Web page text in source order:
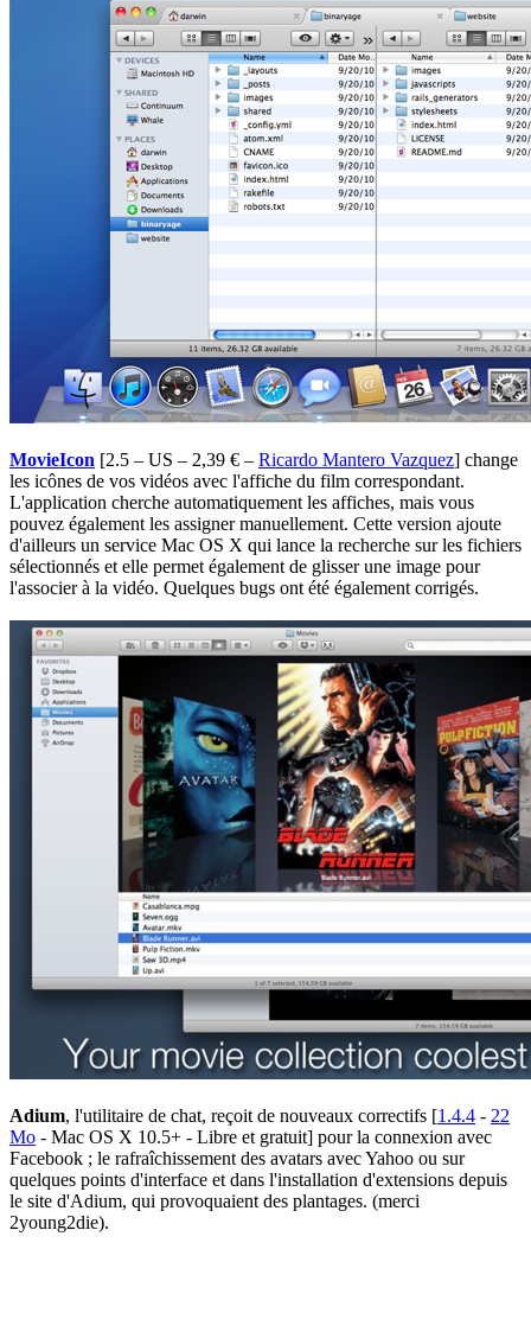
MovieIcon [2.5 – US – 2,39 € – Ricardo Mantero Vazquez] change
les icônes de vos vidéos avec l'affiche du film correspondant.
L'application cherche automatiquement les affiches, mais vous
pouvez également les assigner manuellement. Cette version ajoute
d'ailleurs un service Mac OS X qui lance la recherche sur les fichiers
sélectionnés et elle permet également de glisser une image pour
l'associer à la vidéo. Quelques bugs ont été également corrigés.
Adium, l'utilitaire de chat, reçoit de nouveaux correctifs [1.4.4 - 22
Mo - Mac OS X 10.5+ - Libre et gratuit] pour la connexion avec
Facebook ; le rafraîchissement des avatars avec Yahoo ou sur
quelques points d'interface et dans l'installation d'extensions depuis
le site d'Adium, qui provoquaient des plantages. (merci
2young2die).